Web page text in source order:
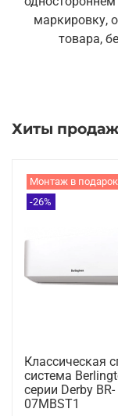
маркировку,
товара,
Хиты продаж
Монтаж в
-26%
Классическая
система
серии Derby BR-
07MBST1